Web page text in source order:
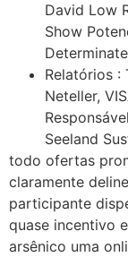
David Low
Show
Relatórios :
Neteller,
Seeland
todo ofertas
claramente
participante
quase incentivo
arsênico uma